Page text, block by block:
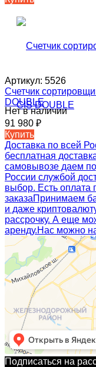
Артикул: 5526
Счетчик
DOUBLE
Нет в наличии
91 980 ₽
Купить
Доставка по всей
бесплатная
самовывозе даем
России службой
выбор. Есть оплата
заказаПринимаем
и даже
рассрочку. А еще
аренду.Нас можно
Подписаться на